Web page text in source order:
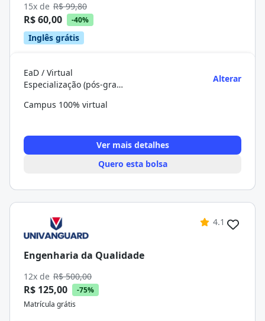
15x de R$ 99,80
R$ 60,00 -40%
Inglês grátis
EaD / Virtual
Especialização (pós-graduação)
Alterar
Campus 100% virtual
Ver mais detalhes
Quero esta bolsa
4.1
Engenharia da Qualidade
12x de R$ 500,00
R$ 125,00
-75%
Matrícula grátis